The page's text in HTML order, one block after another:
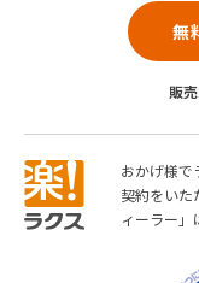
無
販
おかげ様で
契約をい
ィーラー」